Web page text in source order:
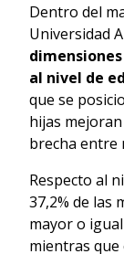
Dentro del
Universidad
al nivel de
que se
hijas
brecha entre
Respecto al
37,2% de las
mayor o
mientras que